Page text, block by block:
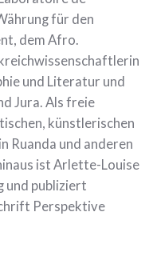
für den
dem Afro.
und Literatur und
Jura. Als freie
künstlerischen
Ruanda und anderen
ist Arlette-Louise
und publiziert
Perspektive